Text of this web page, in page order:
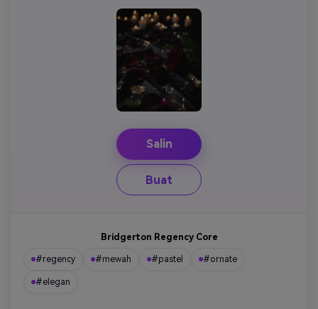
Salin
Buat
Bridgerton Regency Core
#regency #mewah #pastel #ornate
#elegan